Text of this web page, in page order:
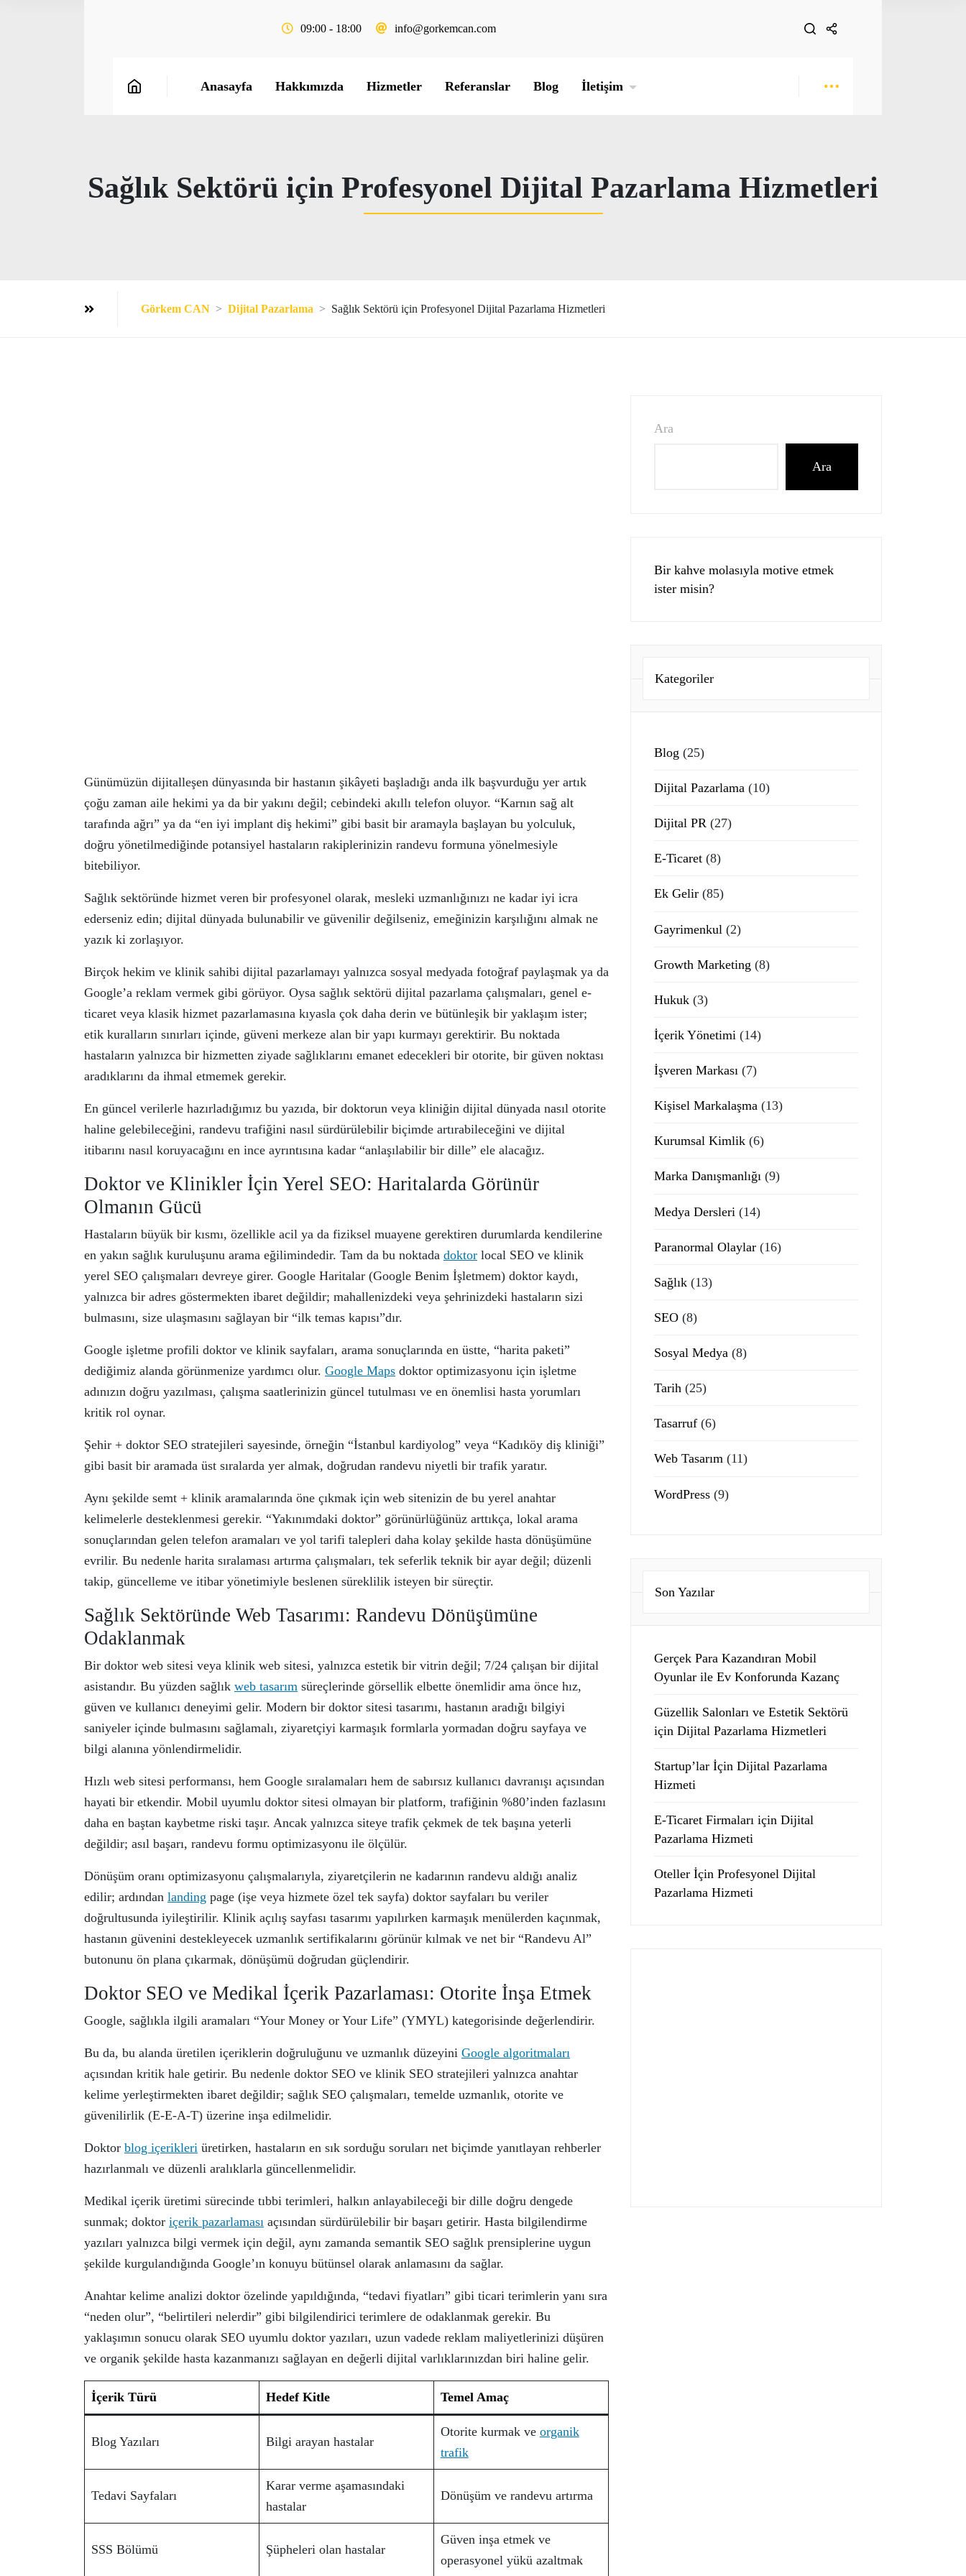
09:00 - 18:00 info@gorkemcan.com
Anasayfa Hakkımızda Hizmetler Referanslar Blog İletişim
Sağlık Sektörü için Profesyonel Dijital Pazarlama Hizmetleri
Görkem CAN Dijital Pazarlama Sağlık Sektörü için Profesyonel Dijital Pazarlama Hizmetleri
Günümüzün dijitalleşen dünyasında bir hastanın şikâyeti başladığı anda ilk başvurduğu yer artık
çoğu zaman aile hekimi ya da bir yakını değil; cebindeki akıllı telefon oluyor. “Karnın sağ alt
tarafında ağrı” ya da “en iyi implant diş hekimi” gibi basit bir aramayla başlayan bu yolculuk,
doğru yönetilmediğinde potansiyel hastaların rakiplerinizin randevu formuna yönelmesiyle
bitebiliyor.
Sağlık sektöründe hizmet veren bir profesyonel olarak, mesleki uzmanlığınızı ne kadar iyi icra
ederseniz edin; dijital dünyada bulunabilir ve güvenilir değilseniz, emeğinizin karşılığını almak ne
yazık ki zorlaşıyor.
Birçok hekim ve klinik sahibi dijital pazarlamayı yalnızca sosyal medyada fotoğraf paylaşmak ya da
Google’a reklam vermek gibi görüyor. Oysa sağlık sektörü dijital pazarlama çalışmaları, genel e-
ticaret veya klasik hizmet pazarlamasına kıyasla çok daha derin ve bütünleşik bir yaklaşım ister;
etik kuralların sınırları içinde, güveni merkeze alan bir yapı kurmayı gerektirir. Bu noktada
hastaların yalnızca bir hizmetten ziyade sağlıklarını emanet edecekleri bir otorite, bir güven noktası
aradıklarını da ihmal etmemek gerekir.
En güncel verilerle hazırladığımız bu yazıda, bir doktorun veya kliniğin dijital dünyada nasıl otorite
haline gelebileceğini, randevu trafiğini nasıl sürdürülebilir biçimde artırabileceğini ve dijital
itibarını nasıl koruyacağını en ince ayrıntısına kadar “anlaşılabilir bir dille” ele alacağız.
Doktor ve Klinikler İçin Yerel SEO: Haritalarda Görünür
Olmanın Gücü
Hastaların büyük bir kısmı, özellikle acil ya da fiziksel muayene gerektiren durumlarda kendilerine
en yakın sağlık kuruluşunu arama eğilimindedir. Tam da bu noktada doktor local SEO ve klinik
yerel SEO çalışmaları devreye girer. Google Haritalar (Google Benim İşletmem) doktor kaydı,
yalnızca bir adres göstermekten ibaret değildir; mahallenizdeki veya şehrinizdeki hastaların sizi
bulmasını, size ulaşmasını sağlayan bir “ilk temas kapısı”dır.
Google işletme profili doktor ve klinik sayfaları, arama sonuçlarında en üstte, “harita paketi”
dediğimiz alanda görünmenize yardımcı olur. Google Maps doktor optimizasyonu için işletme
adınızın doğru yazılması, çalışma saatlerinizin güncel tutulması ve en önemlisi hasta yorumları
kritik rol oynar.
Şehir + doktor SEO stratejileri sayesinde, örneğin “İstanbul kardiyolog” veya “Kadıköy diş kliniği”
gibi basit bir aramada üst sıralarda yer almak, doğrudan randevu niyetli bir trafik yaratır.
Aynı şekilde semt + klinik aramalarında öne çıkmak için web sitenizin de bu yerel anahtar
kelimelerle desteklenmesi gerekir. “Yakınımdaki doktor” görünürlüğünüz arttıkça, lokal arama
sonuçlarından gelen telefon aramaları ve yol tarifi talepleri daha kolay şekilde hasta dönüşümüne
evrilir. Bu nedenle harita sıralaması artırma çalışmaları, tek seferlik teknik bir ayar değil; düzenli
takip, güncelleme ve itibar yönetimiyle beslenen süreklilik isteyen bir süreçtir.
Sağlık Sektöründe Web Tasarımı: Randevu Dönüşümüne
Odaklanmak
Bir doktor web sitesi veya klinik web sitesi, yalnızca estetik bir vitrin değil; 7/24 çalışan bir dijital
asistandır. Bu yüzden sağlık web tasarım süreçlerinde görsellik elbette önemlidir ama önce hız,
güven ve kullanıcı deneyimi gelir. Modern bir doktor sitesi tasarımı, hastanın aradığı bilgiyi
saniyeler içinde bulmasını sağlamalı, ziyaretçiyi karmaşık formlarla yormadan doğru sayfaya ve
bilgi alanına yönlendirmelidir.
Hızlı web sitesi performansı, hem Google sıralamaları hem de sabırsız kullanıcı davranışı açısından
hayati bir etkendir. Mobil uyumlu doktor sitesi olmayan bir platform, trafiğinin %80’inden fazlasını
daha en baştan kaybetme riski taşır. Ancak yalnızca siteye trafik çekmek de tek başına yeterli
değildir; asıl başarı, randevu formu optimizasyonu ile ölçülür.
Dönüşüm oranı optimizasyonu çalışmalarıyla, ziyaretçilerin ne kadarının randevu aldığı analiz
edilir; ardından landing page (işe veya hizmete özel tek sayfa) doktor sayfaları bu veriler
doğrultusunda iyileştirilir. Klinik açılış sayfası tasarımı yapılırken karmaşık menülerden kaçınmak,
hastanın güvenini destekleyecek uzmanlık sertifikalarını görünür kılmak ve net bir “Randevu Al”
butonunu ön plana çıkarmak, dönüşümü doğrudan güçlendirir.
Doktor SEO ve Medikal İçerik Pazarlaması: Otorite İnşa Etmek
Google, sağlıkla ilgili aramaları “Your Money or Your Life” (YMYL) kategorisinde değerlendirir.
Bu da, bu alanda üretilen içeriklerin doğruluğunu ve uzmanlık düzeyini Google algoritmaları
açısından kritik hale getirir. Bu nedenle doktor SEO ve klinik SEO stratejileri yalnızca anahtar
kelime yerleştirmekten ibaret değildir; sağlık SEO çalışmaları, temelde uzmanlık, otorite ve
güvenilirlik (E-E-A-T) üzerine inşa edilmelidir.
Doktor blog içerikleri üretirken, hastaların en sık sorduğu soruları net biçimde yanıtlayan rehberler
hazırlanmalı ve düzenli aralıklarla güncellenmelidir.
Medikal içerik üretimi sürecinde tıbbi terimleri, halkın anlayabileceği bir dille doğru dengede
sunmak; doktor içerik pazarlaması açısından sürdürülebilir bir başarı getirir. Hasta bilgilendirme
yazıları yalnızca bilgi vermek için değil, aynı zamanda semantik SEO sağlık prensiplerine uygun
şekilde kurgulandığında Google’ın konuyu bütünsel olarak anlamasını da sağlar.
Anahtar kelime analizi doktor özelinde yapıldığında, “tedavi fiyatları” gibi ticari terimlerin yanı sıra
“neden olur”, “belirtileri nelerdir” gibi bilgilendirici terimlere de odaklanmak gerekir. Bu
yaklaşımın sonucu olarak SEO uyumlu doktor yazıları, uzun vadede reklam maliyetlerinizi düşüren
ve organik şekilde hasta kazanmanızı sağlayan en değerli dijital varlıklarınızdan biri haline gelir.
İçerik Türü Hedef Kitle Temel Amaç
Blog Yazıları Bilgi arayan hastalar
Otorite kurmak ve organik
trafik
Tedavi Sayfaları
Karar verme aşamasındaki
hastalar
Dönüşüm ve randevu artırma
SSS Bölümü Şüpheleri olan hastalar
Güven inşa etmek ve
operasyonel yükü azaltmak
Ara
Ara
Bir kahve molasıyla motive etmek
ister misin?
Kategoriler
Blog (25)
Dijital Pazarlama (10)
Dijital PR (27)
E-Ticaret (8)
Ek Gelir (85)
Gayrimenkul (2)
Growth Marketing (8)
Hukuk (3)
İçerik Yönetimi (14)
İşveren Markası (7)
Kişisel Markalaşma (13)
Kurumsal Kimlik (6)
Marka Danışmanlığı (9)
Medya Dersleri (14)
Paranormal Olaylar (16)
Sağlık (13)
SEO (8)
Sosyal Medya (8)
Tarih (25)
Tasarruf (6)
Web Tasarım (11)
WordPress (9)
Son Yazılar
Gerçek Para Kazandıran Mobil
Oyunlar ile Ev Konforunda Kazanç
Güzellik Salonları ve Estetik Sektörü
için Dijital Pazarlama Hizmetleri
Startup’lar İçin Dijital Pazarlama
Hizmeti
E-Ticaret Firmaları için Dijital
Pazarlama Hizmeti
Oteller İçin Profesyonel Dijital
Pazarlama Hizmeti